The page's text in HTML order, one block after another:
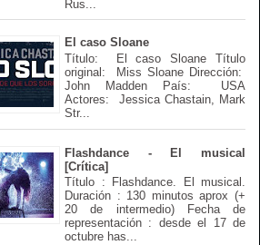
Rus...
El caso Sloane
Título: El caso Sloane Título
original: Miss Sloane Dirección:
John Madden País: USA
Actores: Jessica Chastain, Mark
Str...
Flashdance - El musical
[Crítica]
Título : Flashdance. El musical.
Duración : 130 minutos aprox (+
20 de intermedio) Fecha de
representación : desde el 17 de
octubre has...